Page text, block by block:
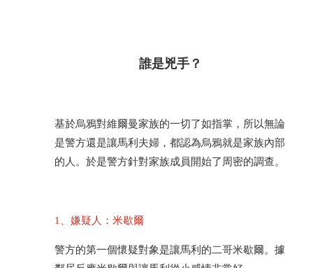
誰是兇手？
基於烏鴉對維爾曼家族的一切了如指掌，所以無論
是警方還是讓馬利夫婦，都認為烏鴉就是家族內部
的人。於是警方針對家族成員開始了周密的調查。
1、嫌疑人：米歇爾
警方的第一個懷疑對象是讓馬利的二哥米歇爾。據